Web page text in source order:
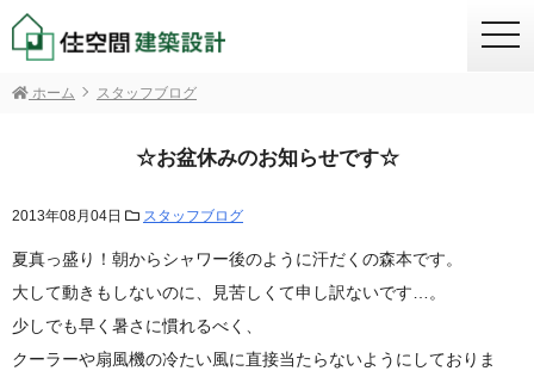
ホーム スタッフブログ
☆お盆休みのお知らせです☆
2013年08月04日 スタッフブログ
夏真っ盛り！朝からシャワー後のように汗だくの森本です。
大して動きもしないのに、見苦しくて申し訳ないです…。
少しでも早く暑さに慣れるべく、
クーラーや扇風機の冷たい風に直接当たらないようにしておりま